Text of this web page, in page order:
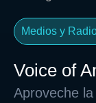
Medios y
Voice of
Aproveche